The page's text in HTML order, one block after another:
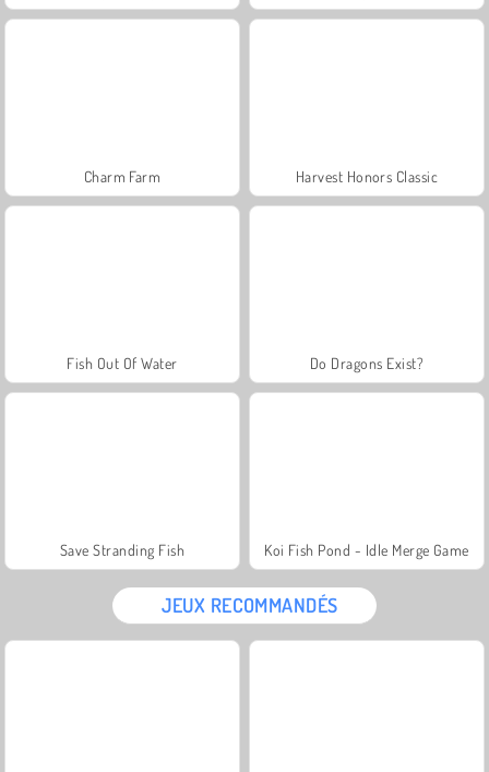
Charm Farm Harvest Honors Classic
Fish Out Of Water Do Dragons Exist?
Save Stranding Fish Koi Fish Pond - Idle Merge Game
JEUX RECOMMANDÉS